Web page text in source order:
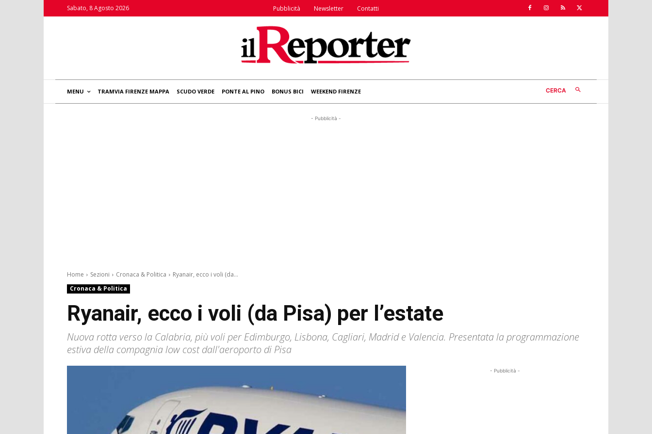
Sabato, 8 Agosto 2026 Pubblicità Newsletter Contatti
MENU TRAMVIA FIRENZE MAPPA SCUDO VERDE PONTE AL PINO BONUS BICI WEEKEND FIRENZE CERCA
- Pubblicità -
Home Sezioni Cronaca & Politica
Ryanair, ecco i voli (da...
Cronaca & Politica
Ryanair, ecco i voli (da Pisa) per l’estate
Nuova rotta verso la Calabria, più voli per Edimburgo, Lisbona, Cagliari, Madrid e Valencia. Presentata la programmazione
estiva della compagnia low cost dall'aeroporto di Pisa
- Pubblicità -